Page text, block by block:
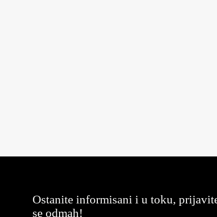
Ostanite informisani i u toku,
se odmah!